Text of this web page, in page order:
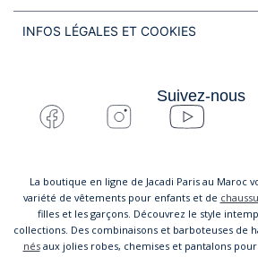
INFOS LÉGALES ET COOKIES
Suivez-nous
La boutique en ligne de Jacadi Paris au Maroc
variété de vêtements pour enfants et de
filles et les garçons. Découvrez le style
collections. Des combinaisons et barboteuses de
nésaux jolies robes, chemises et pantalons